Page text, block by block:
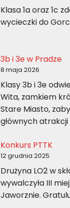
Klasa 1a oraz 1c
wycieczki do
3b i 3e w Pradze
8 maja 2026
Klasy 3b i 3e
Wita, zamkiem
Stare Miasto,
głównych atrakcji
Konkurs PTTK
12 grudnia 2025
Drużyna LO2 w
wywalczyła III
Jaworznie.